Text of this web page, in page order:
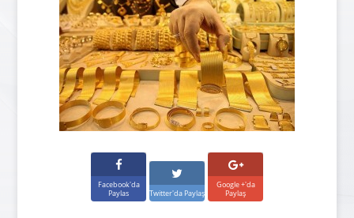
Facebook'da
Paylas
Twitter'da Paylaş
Google +'da
Paylaş